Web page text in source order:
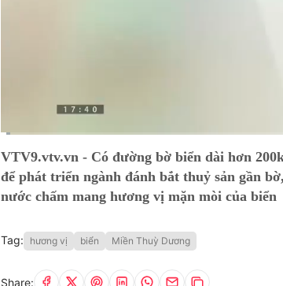
Time
VTV9.vtv.vn - Có đường bờ biển dài hơn
để phát triển ngành đánh bắt thuỷ sản gần
nước chấm mang hương vị mặn mòi của biển
Tag: hương vị biển Miền Thuỳ Dương
Share: